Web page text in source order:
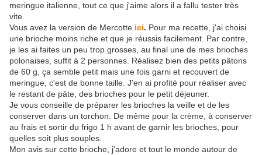
meringue italienne, tout ce que j'aime alors il a fallu tester très
vite.
Vous avez la version de Mercotte ici. Pour ma recette, j'ai choisi
une brioche moins riche et que je réussis facilement. Par contre,
je les ai faites un peu trop grosses, au final une de mes brioches
polonaises, suffit à 2 personnes. Réalisez bien des petits pâtons
de 60 g, ça semble petit mais une fois garni et recouvert de
meringue, c'est de bonne taille. J'en ai profité pour réaliser avec
le restant de pâte, des brioches pour le petit déjeuner.
Je vous conseille de préparer les brioches la veille et de les
conserver dans un torchon. De même pour la crème, à conserver
au frais et sortir du frigo 1 h avant de garnir les brioches, pour
quelles soit plus souples.
Mon avis sur cette brioche, j'adore et tout le monde autour de